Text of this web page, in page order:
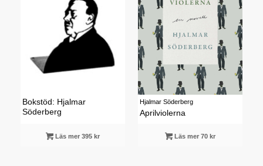
Bokstöd: Hjalmar
Söderberg
Läs mer 395 kr
Hjalmar Söderberg
Aprilviolerna
Läs mer 70 kr